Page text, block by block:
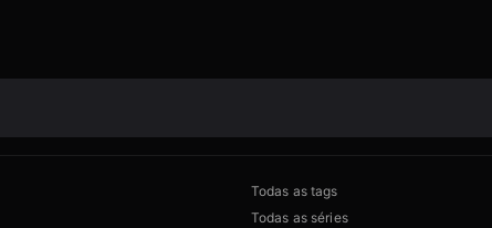
Todas as tags
Todas as séries